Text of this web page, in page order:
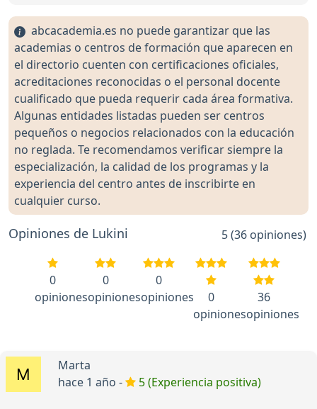
abcacademia.es no puede garantizar que las
academias o centros de formación que aparecen en
el directorio cuenten con certificaciones oficiales,
acreditaciones reconocidas o el personal docente
cualificado que pueda requerir cada área formativa.
Algunas entidades listadas pueden ser centros
pequeños o negocios relacionados con la educación
no reglada. Te recomendamos verificar siempre la
especialización, la calidad de los programas y la
experiencia del centro antes de inscribirte en
cualquier curso.
Opiniones de Lukini 5 (36 opiniones)
0
opiniones
0
opiniones
0
opiniones
0
opiniones
36
opiniones
Marta
hace 1 año -
5 (Experiencia positiva)